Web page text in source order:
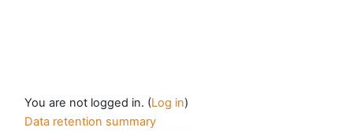
You are not logged in. (Log in)
Data retention summary